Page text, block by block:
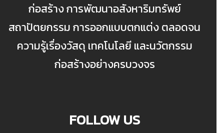
ก่อสร้าง การพัฒนาอสังหาริมทรัพย์
สถาปัตยกรรม การออกแบบตกแต่ง ตลอดจน
ความรู้เรื่องวัสดุ เทคโนโลยี และนวัตกรรม
ก่อสร้างอย่างครบวงจร
FOLLOW US